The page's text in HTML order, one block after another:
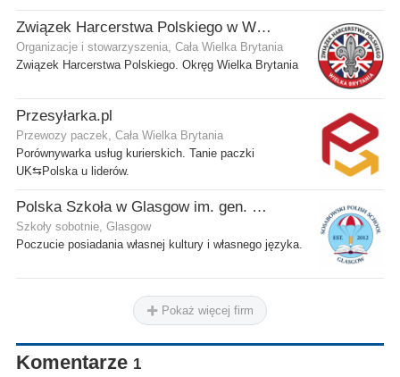
Związek Harcerstwa Polskiego w Wielkiej Brytanii
Organizacje i stowarzyszenia, Cała Wielka Brytania
Związek Harcerstwa Polskiego. Okręg Wielka Brytania
Przesyłarka.pl
Przewozy paczek, Cała Wielka Brytania
Porównywarka usług kurierskich. Tanie paczki
UK⇆Polska u liderów.
Polska Szkoła w Glasgow im. gen. Stanisława Sosabowskiego
Szkoły sobotnie, Glasgow
Poczucie posiadania własnej kultury i własnego języka.
Pokaż więcej firm
Komentarze 1